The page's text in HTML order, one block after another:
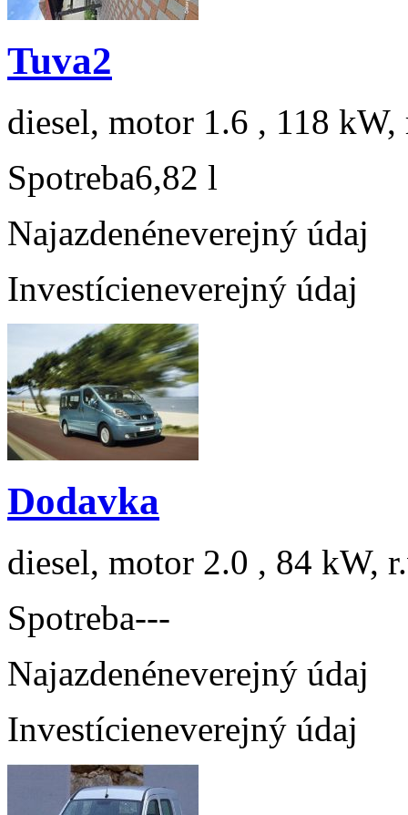
Tuva2
diesel, motor 1.6 , 118 kW,
Spotreba6,82 l
Najazdenéneverejný údaj
Investícieneverejný údaj
Dodavka
diesel, motor 2.0 , 84 kW,
Spotreba---
Najazdenéneverejný údaj
Investícieneverejný údaj